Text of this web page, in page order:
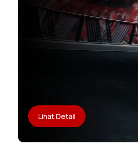
Lihat Detail